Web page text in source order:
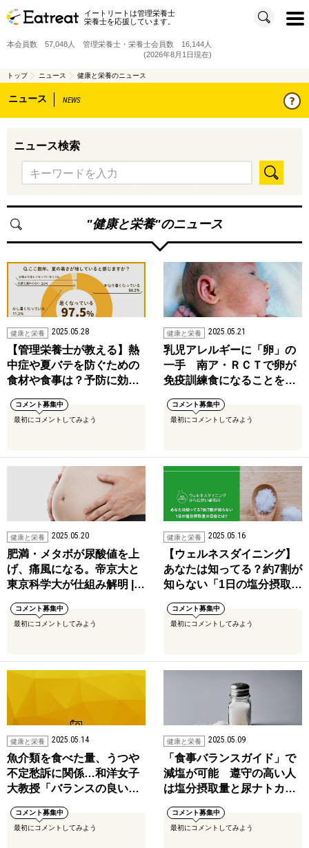
イートリートは管理栄養士
栄養士を応援しています。
t
o
i
a
i
o
本会員数 57,048人 管理栄養士・栄養士会員数 16,144人
(2026年8月1日現在)
トップ ニュース 健康と栄養のニュース
ニュース NEWS
ニュース検索
"健康と栄養"のニュース
健康と栄養 2025.05.28
【管理栄養士が教える】熱
中症や夏バテを防ぐための
食材や食事は？予防に効…
コメント募集中
最初にコメントしてみよう
健康と栄養 2025.05.21
乳児アレルギーに「卵」の
一手 南ア・ＲＣＴで卵が
免疫訓練食になることを…
コメント募集中
最初にコメントしてみよう
健康と栄養 2025.05.20
肥満・メタボが尿酸値を上
げ、痛風になる。帝京大と
東京科学大が仕組み解明 |…
コメント募集中
最初にコメントしてみよう
健康と栄養 2025.05.16
【ウェルネスダイニング】
あなたは知ってる？約7割が
知らない「1日の塩分摂取…
コメント募集中
最初にコメントしてみよう
健康と栄養 2025.05.14
魚介類を食べた量、うつや
不定愁訴に関係…和洋女子
大教授「バランスの良い…
コメント募集中
最初にコメントしてみよう
健康と栄養 2025.05.09
「食事バランスガイド」で
減塩が可能 遵守の高い人
は塩分摂取量と尿ナトカ…
コメント募集中
最初にコメントしてみよう